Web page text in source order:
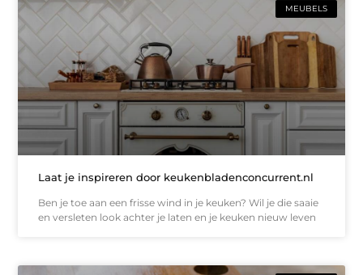
MEUBELS
Laat je inspireren door keukenbladenconcurrent.nl
Ben je toe aan een frisse wind in je keuken? Wil je die saaie
en versleten look achter je laten en je keuken nieuw leven